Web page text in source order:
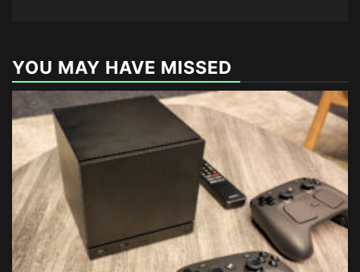
YOU MAY HAVE MISSED